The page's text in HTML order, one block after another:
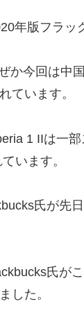
年版フラッ
か今回は中
ています。
1 IIは一
います。
氏が先
氏が
した。